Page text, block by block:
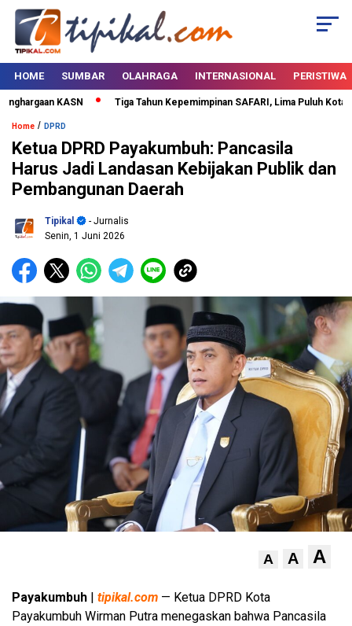
HOME SUMBAR OLAHRAGA INTERNASIONAL PERISTIWA
KASN Tiga Tahun Kepemimpinan SAFARI, Lima Puluh Kota
Home / DPRD
Ketua DPRD Payakumbuh: Pancasila
Harus Jadi Landasan Kebijakan Publik dan
Pembangunan Daerah
Tipikal
- Jurnalis
Senin, 1 Juni 2026
A A A
Payakumbuh | tipikal.com — Ketua DPRD Kota
Payakumbuh Wirman Putra menegaskan bahwa Pancasila